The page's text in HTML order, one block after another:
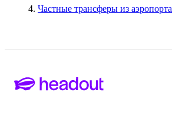
Частные трансферы из аэропорта